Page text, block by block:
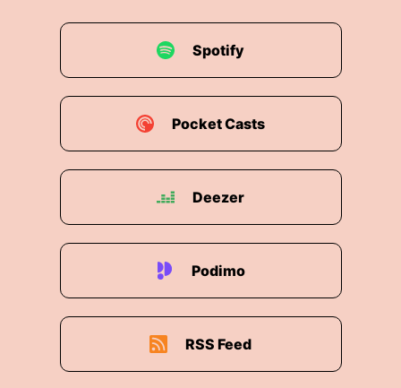
Spotify
Pocket Casts
Deezer
Podimo
RSS Feed